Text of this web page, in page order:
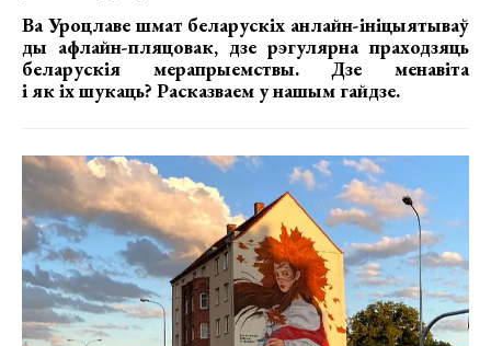
Ва Уроцлаве шмат беларускіх анлайн-ініцыятываў
ды афлайн-пляцовак, дзе рэгулярна праходзяць
беларускія мерапрыемствы. Дзе менавіта
і як іх шукаць? Расказваем у нашым гайдзе.